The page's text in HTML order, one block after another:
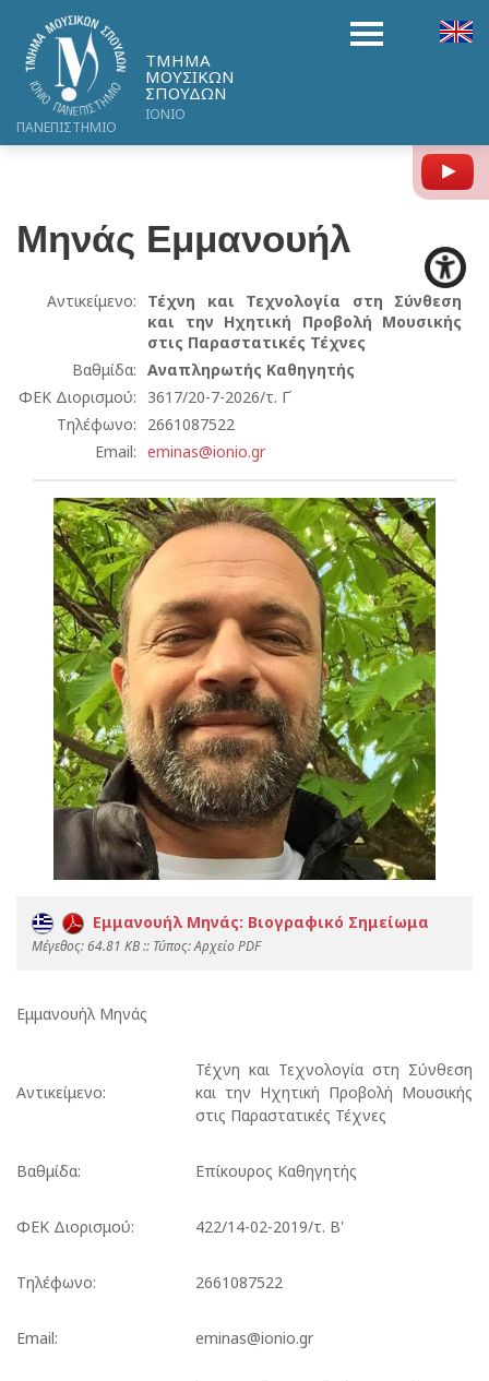
ΤΜΗΜΑ
ΜΟΥΣΙΚΩΝ
ΣΠΟΥΔΩΝ
ΙΟΝΙΟ
ΠΑΝΕΠΙΣΤΗΜΙΟ
Μηνάς Εμμανουήλ
Αντικείμενο:
Τέχνη και Τεχνολογία στη Σύνθεση
και την Ηχητική Προβολή Μουσικής
στις Παραστατικές Τέχνες
Βαθμίδα: Αναπληρωτής Καθηγητής
ΦΕΚ Διορισμού: 3617/20-7-2026/τ. Γ΄
Τηλέφωνο:
2661087522
Email: eminas@ionio.gr
Εμμανουήλ Μηνάς: Βιογραφικό Σημείωμα
Mέγεθος: 64.81 KB :: Τύπος: Αρχείο PDF
Εμμανουήλ Μηνάς
Αντικείμενο:
Τέχνη και Τεχνολογία στη Σύνθεση
και την Ηχητική Προβολή Μουσικής
στις Παραστατικές Τέχνες
Βαθμίδα: Επίκουρος Καθηγητής
ΦΕΚ Διορισμού: 422/14-02-2019/τ. Β'
Τηλέφωνο: 2661087522
Email: eminas@ionio.gr